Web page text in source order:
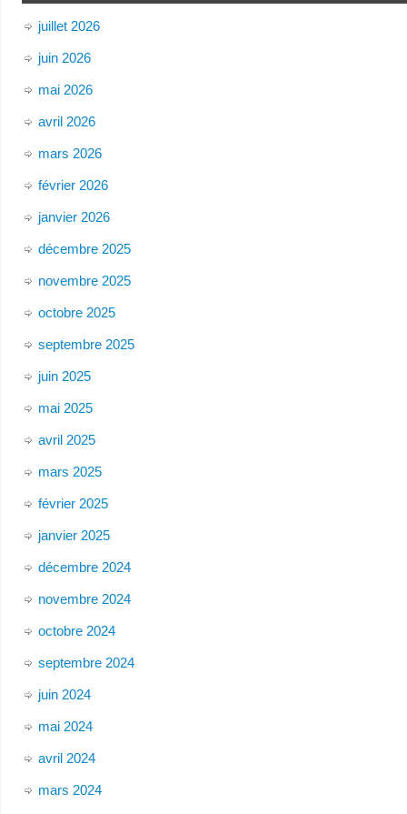
juillet 2026
juin 2026
mai 2026
avril 2026
mars 2026
février 2026
janvier 2026
décembre 2025
novembre 2025
octobre 2025
septembre 2025
juin 2025
mai 2025
avril 2025
mars 2025
février 2025
janvier 2025
décembre 2024
novembre 2024
octobre 2024
septembre 2024
juin 2024
mai 2024
avril 2024
mars 2024